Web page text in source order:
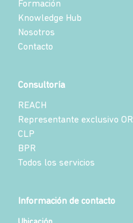
Formación
Knowledge Hub
Nosotros
Contacto
Consultoría
REACH
Representante exclusivo OR
CLP
BPR
Todos los servicios
Información de contacto